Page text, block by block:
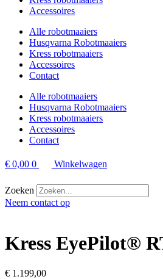
Accessoires
Alle robotmaaiers
Husqvarna Robotmaaiers
Kress robotmaaiers
Accessoires
Contact
Alle robotmaaiers
Husqvarna Robotmaaiers
Kress robotmaaiers
Accessoires
Contact
€ 0,00 0 Winkelwagen
Zoeken
Neem contact op
Kress EyePilot®
€ 1.199,00